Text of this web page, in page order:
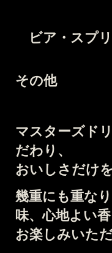
カシス
ビア・スプ
その他
マスターズド
だわり、
おいしさだけ
幾重にも重な
味、心地よい
お楽しみいた